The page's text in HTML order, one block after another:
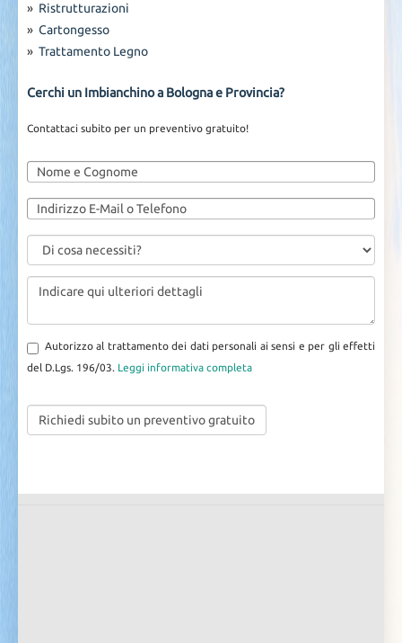
» Ristrutturazioni
» Cartongesso
» Trattamento Legno
Cerchi un Imbianchino a Bologna e Provincia?
Contattaci subito per un preventivo gratuito!
Autorizzo al trattamento dei dati personali ai sensi e per gli effetti
del D.Lgs. 196/03. Leggi informativa completa